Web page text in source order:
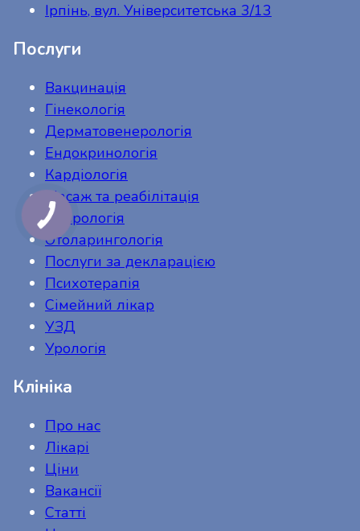
Ірпінь, вул. Університетська 3/13
Послуги
Вакцинація
Гінекологія
Дерматовенерологія
Ендокринологія
Кардіологія
Масаж та реабілітація
Неврологія
Отоларингологія
Послуги за декларацією
Психотерапія
Сімейний лікар
УЗД
Урологія
Клініка
Про нас
Лікарі
Ціни
Вакансії
Статті